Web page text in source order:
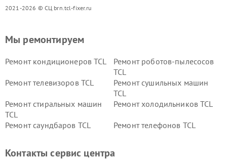
2021-2026 © СЦ brn.tcl-fixer.ru
Мы ремонтируем
Ремонт кондиционеров TCL
Ремонт роботов-пылесосов
TCL
Ремонт телевизоров TCL
Ремонт сушильных машин
TCL
Ремонт стиральных машин
TCL
Ремонт холодильников TCL
Ремонт саундбаров TCL Ремонт телефонов TCL
Контакты сервис центра